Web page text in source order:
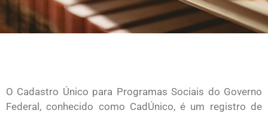
O Cadastro Único para Programas Sociais do Governo
Federal, conhecido como CadÚnico, é um registro de